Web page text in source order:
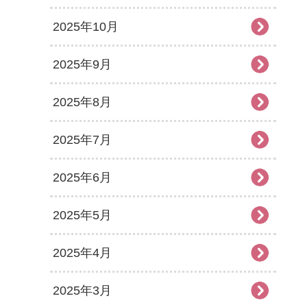
2025年10月
2025年9月
2025年8月
2025年7月
2025年6月
2025年5月
2025年4月
2025年3月